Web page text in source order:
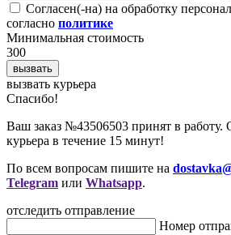
Согласен(-на) на обработку
согласно политике
Минимальная стоимость
300
вызвать
вызвать курьера
Cпасибо!
Ваш заказ №43506503 принят в работу.
курьера в течение 15 минут!
По всем вопросам пишите на
Telegram или Whatsapp.
отследить отправление
Номер